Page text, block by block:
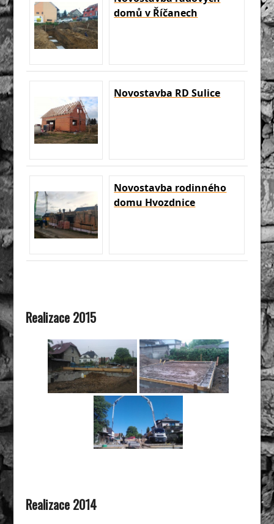
domů v Říčanech
Novostavba RD Sulice
Novostavba rodinného
domu Hvozdnice
Realizace 2015
Realizace 2014